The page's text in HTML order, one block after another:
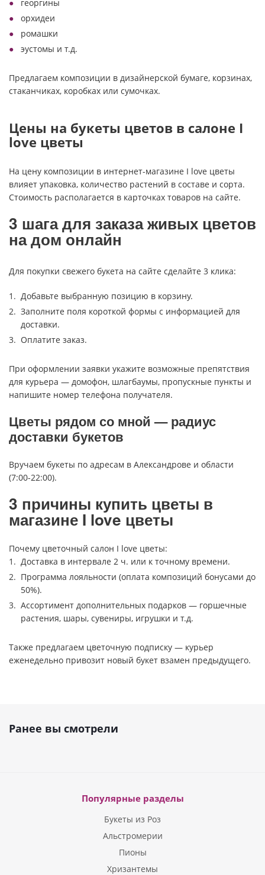
георгины
орхидеи
ромашки
эустомы и т.д.
Предлагаем композиции в дизайнерской бумаге, корзинах,
стаканчиках, коробках или сумочках.
Цены на букеты цветов в салоне I
love цветы
На цену композиции в интернет-магазине I love цветы
влияет упаковка, количество растений в составе и сорта.
Стоимость располагается в карточках товаров на сайте.
3 шага для заказа живых цветов
на дом онлайн
Для покупки свежего букета на сайте сделайте 3 клика:
Добавьте выбранную позицию в корзину.
Заполните поля короткой формы с информацией для
доставки.
Оплатите заказ.
При оформлении заявки укажите возможные препятствия
для курьера — домофон, шлагбаумы, пропускные пункты и
напишите номер телефона получателя.
Цветы рядом со мной — радиус
доставки букетов
Вручаем букеты по адресам в Александрове и области
(7:00-22:00).
3 причины купить цветы в
магазине I love цветы
Почему цветочный салон I love цветы:
Доставка в интервале 2 ч. или к точному времени.
Программа лояльности (оплата композиций бонусами до
50%).
Ассортимент дополнительных подарков — горшечные
растения, шары, сувениры, игрушки и т.д.
Также предлагаем цветочную подписку — курьер
еженедельно привозит новый букет взамен предыдущего.
Ранее вы смотрели
Популярные разделы
Букеты из Роз
Альстромерии
Пионы
Хризантемы